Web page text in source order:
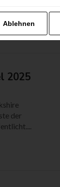
in nur einer
2025
der
Ablehnen